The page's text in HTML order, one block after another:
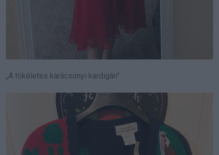
„A tökéletes karácsonyi kardigán”